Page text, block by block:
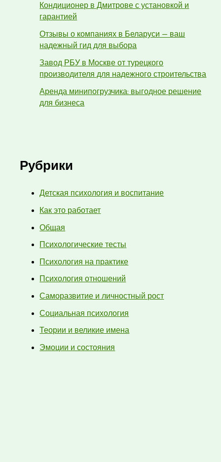
Кондиционер в Дмитрове с установкой и
гарантией
Отзывы о компаниях в Беларуси — ваш
надежный гид для выбора
Завод РБУ в Москве от турецкого
производителя для надежного строительства
Аренда минипогрузчика: выгодное решение
для бизнеса
Рубрики
Детская психология и воспитание
Как это работает
Общая
Психологические тесты
Психология на практике
Психология отношений
Саморазвитие и личностный рост
Социальная психология
Теории и великие имена
Эмоции и состояния